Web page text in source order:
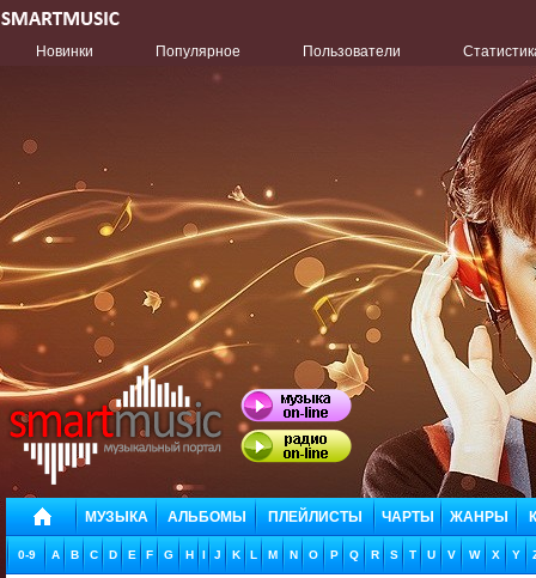
Новинки Популярное Пользователи
МУЗЫКА АЛЬБОМЫ ПЛЕЙЛИСТЫ ЧАРТЫ ЖАНРЫ
0-9 A B C D E F G H I J K L M N O P Q R S T U V W X Y